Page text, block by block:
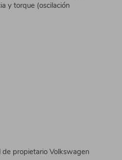
y torque (oscilación
propietario Volkswagen